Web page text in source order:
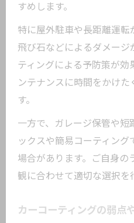
すめします。
特に屋外駐車や長距離運転
飛び石などによるダメー
ティングによる予防策が効
ンテナンスに時間をかけ
す。
一方で、ガレージ保管や短
ックスや簡易コーティン
場合があります。ご自身
観に合わせて適切な選択を
カーコーティングの弱点